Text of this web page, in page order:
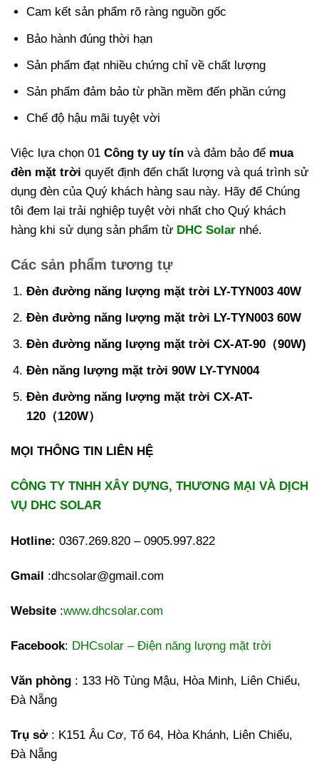
Cam kết sản phẩm rõ ràng nguồn gốc
Bảo hành đúng thời hạn
Sản phẩm đạt nhiều chứng chỉ về chất lượng
Sản phẩm đảm bảo từ phần mềm đến phần cứng
Chế độ hậu mãi tuyệt vời
Việc lựa chọn 01 Công ty uy tín và đảm bảo để mua
đèn mặt trời quyết định đến chất lượng và quá trình sử
dụng đèn của Quý khách hàng sau này. Hãy để Chúng
tôi đem lại trải nghiệp tuyệt vời nhất cho Quý khách
hàng khi sử dụng sản phẩm từ DHC Solar nhé.
Các sản phẩm tương tự
Đèn đường năng lượng mặt trời LY-TYN003 40W
Đèn đường năng lượng mặt trời LY-TYN003 60W
Đèn đường năng lượng mặt trời CX-AT-90（90W)
Đèn năng lượng mặt trời 90W LY-TYN004
Đèn đường năng lượng mặt trời CX-AT-
120（120W）
MỌI THÔNG TIN LIÊN HỆ
CÔNG TY TNHH XÂY DỰNG, THƯƠNG MẠI VÀ DỊCH
VỤ DHC SOLAR
Hotline: 0367.269.820 – 0905.997.822
Gmail :dhcsolar@gmail.com
Website :www.dhcsolar.com
Facebook: DHCsolar – Điện năng lượng mặt trời
Văn phòng : 133 Hồ Tùng Mậu, Hòa Minh, Liên Chiểu,
Đà Nẵng
Trụ sở: K151 Âu Cơ, Tổ 64, Hòa Khánh, Liên Chiểu,
Đà Nẵng